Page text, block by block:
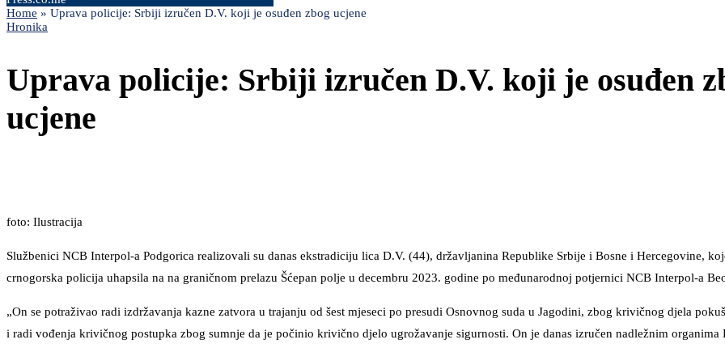
Home » Uprava policije: Srbiji izručen D.V. koji je osuđen zbog ucjene
Hronika
Uprava policije: Srbiji izručen D.V. koji je osuđen
ucjene
foto: Ilustracija
Službenici NCB Interpol-a Podgorica realizovali su danas ekstradiciju lica D.V. (44), državljanina Republike Srbije i Bosne i Hercegovine,
crnogorska policija uhapsila na na graničnom prelazu Šćepan polje u decembru 2023. godine po međunarodnoj potjernici NCB Interpol-a
„On se potraživao radi izdržavanja kazne zatvora u trajanju od šest mjeseci po presudi Osnovnog suda u Jagodini, zbog krivičnog djela
i radi vođenja krivičnog postupka zbog sumnje da je počinio krivično djelo ugrožavanje sigurnosti. On je danas izručen nadležnim organima